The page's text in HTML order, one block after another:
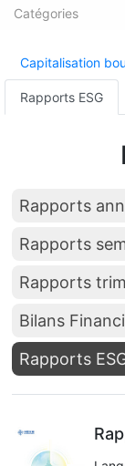
Catégories
Capitalisation
Rapports ESG
Rapports
Rapports
Rapports
Bilans
Rapports